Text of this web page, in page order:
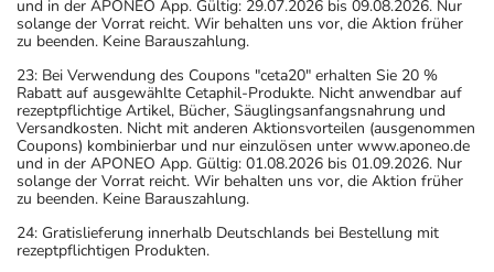
Arzneimittel jedes andere, das Sie bereits anwenden,
dem Arzt oder Apotheker angeben. Das gilt auch für
Arzneimittel, die Sie selbst kaufen, nur gelegentlich
anwenden oder deren Anwendung schon einige Zeit
zurückliegt.
Bitte verwenden Sie dieses Arzneimittel nicht mehr nach
dem auf der Packung oder der Umverpackung
angegebenen Verfallsdatum. Das Verfallsdatum bezieht
sich auf den letzten Tag des angegebenen Monats.
und in der APONEO App. Gültig: 29.07.2026 bis 09.08.2026. Nur
solange der Vorrat reicht. Wir behalten uns vor, die Aktion früher
zu beenden. Keine Barauszahlung.
23: Bei Verwendung des Coupons "ceta20" erhalten Sie 20 %
Rabatt auf ausgewählte Cetaphil-Produkte. Nicht anwendbar auf
rezeptpflichtige Artikel, Bücher, Säuglingsanfangsnahrung und
Versandkosten. Nicht mit anderen Aktionsvorteilen (ausgenommen
Coupons) kombinierbar und nur einzulösen unter www.aponeo.de
und in der APONEO App. Gültig: 01.08.2026 bis 01.09.2026. Nur
solange der Vorrat reicht. Wir behalten uns vor, die Aktion früher
zu beenden. Keine Barauszahlung.
24: Gratislieferung innerhalb Deutschlands bei Bestellung mit
rezeptpflichtigen Produkten.